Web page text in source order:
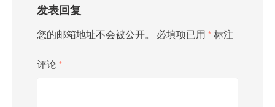
发表回复
您的邮箱地址不会被公开。 必填项已用 * 标注
评论 *